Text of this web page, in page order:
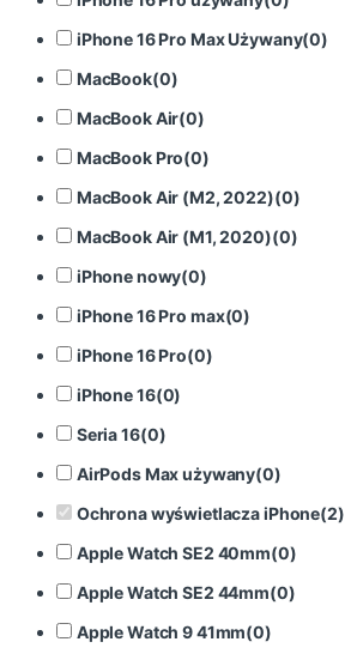
iPhone 16 Pro Max Używany(0)
MacBook(0)
MacBook Air(0)
MacBook Pro(0)
MacBook Air (M2, 2022)(0)
MacBook Air (M1, 2020)(0)
iPhone nowy(0)
iPhone 16 Pro max(0)
iPhone 16 Pro(0)
iPhone 16(0)
Seria 16(0)
AirPods Max używany(0)
Ochrona wyświetlacza iPhone(2)
Apple Watch SE2 40mm(0)
Apple Watch SE2 44mm(0)
Apple Watch 9 41mm(0)